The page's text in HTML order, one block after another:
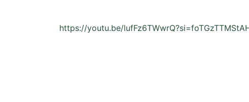
https://youtu.be/